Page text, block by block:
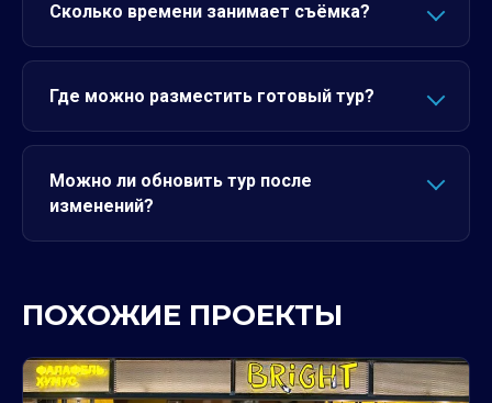
Сколько времени занимает съёмка?
Где можно разместить готовый тур?
Можно ли обновить тур после
изменений?
ПОХОЖИЕ ПРОЕКТЫ